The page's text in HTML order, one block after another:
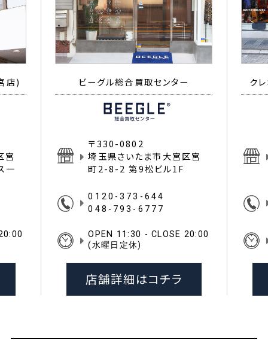
店)
宮
一
ビーグル総合買取センター
〒330-0802
埼玉県さいたま市大宮区宮
町2-8-2 第9松ビル1F
0120-373-644
048-793-6777
OPEN 11:30 - CLOSE 20:00
(水曜日定休)
店舗詳細はコチラ
ク